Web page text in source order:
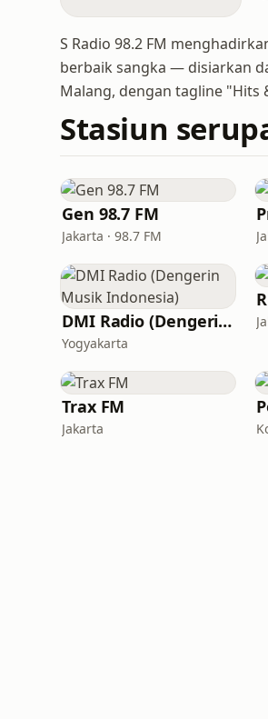
S Radio 98.2 FM
berbaik sangka — disiarkan
Malang, dengan tagline "Hits
Stasiun
Gen 98.7 FM
Jakarta · 98.7 FM
DMI Radio (Dengerin Musik Indonesia)
Yogyakarta
Trax FM
Jakarta